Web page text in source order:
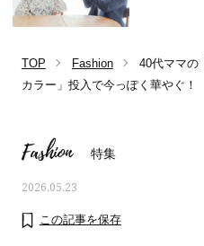
TOP Fashion
40代ママの
カラー」投入で今っぽく華やぐ！
Fashion 特集
2026.05.23
この記事を保存